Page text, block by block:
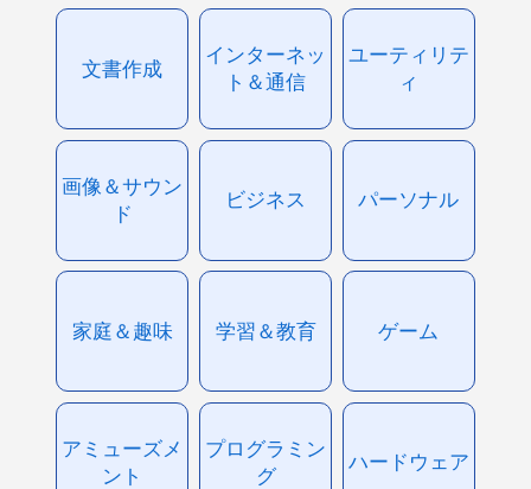
文書作成
インターネッ
ト＆通信
ユーティリテ
ィ
画像＆サウン
ド
ビジネス パーソナル
家庭＆趣味 学習＆教育 ゲーム
アミューズメ
ント
プログラミン
グ
ハードウェア